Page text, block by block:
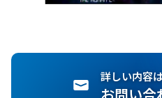
詳しい内容